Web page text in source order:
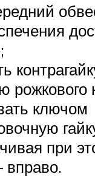
рожкового
ключом
при